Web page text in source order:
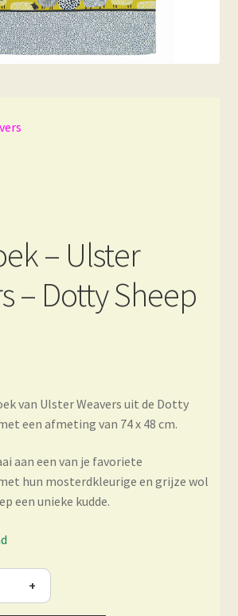
– Ulster
– Dotty Sheep
van Ulster Weavers uit de Dotty
een afmeting van 74 x 48 cm.
aan een van je favoriete
hun mosterdkleurige en grijze wol
een unieke kudde.
+